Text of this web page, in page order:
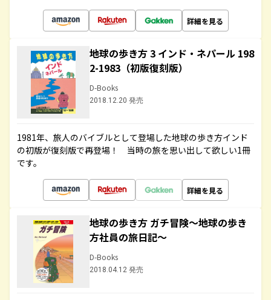
詳細を見る
地球の歩き方 3 インド・ネパール 198
2-1983（初版復刻版）
D-Books
2018.12.20 発売
1981年、旅人のバイブルとして登場した地球の歩き方インド
の初版が復刻版で再登場！ 当時の旅を思い出して欲しい1冊
です。
詳細を見る
地球の歩き方 ガチ冒険～地球の歩き
方社員の旅日記～
D-Books
2018.04.12 発売